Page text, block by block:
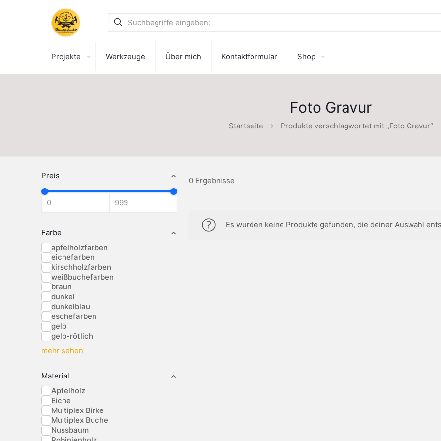
Projekte Werkzeuge Über mich Kontaktformular Shop
Foto Gravur
Startseite Produkte verschlagwortet mit „Foto Gravur“
Preis
Farbe
apfelholzfarben
eichefarben
kirschholzfarben
weißbuchefarben
braun
dunkel
dunkelblau
eschefarben
gelb
gelb-rötlich
mehr sehen
Material
Apfelholz
Eiche
Multiplex Birke
Multiplex Buche
Nussbaum
0 Ergebnisse
Es wurden keine Produkte gefunden, die deiner Auswahl